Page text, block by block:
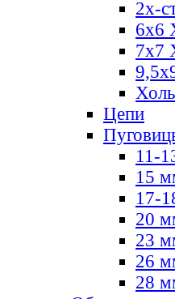
2х-
6х6
7х7
Цепи
11-
15
17-
20
23
26
28